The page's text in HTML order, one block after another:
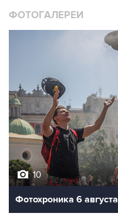
ФОТОГАЛЕРЕИ
10
Фотохроника 6 августа